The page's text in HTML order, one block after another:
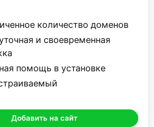
количество доменов
и своевременная
помощь в установке
Добавить на сайт